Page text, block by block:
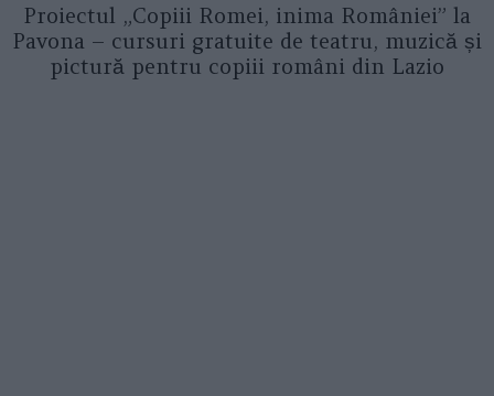
Proiectul „Copiii Romei, inima României” la
Pavona – cursuri gratuite de teatru, muzică și
pictură pentru copiii români din Lazio